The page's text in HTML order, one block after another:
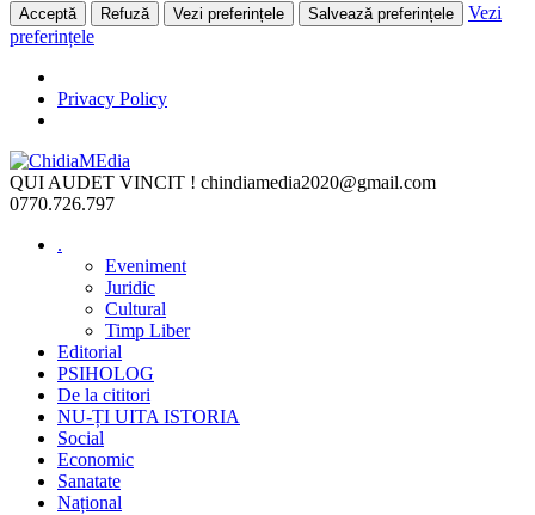
Acceptă Refuză Vezi preferințele Salvează preferințele
Vezi
preferințele
Privacy Policy
Skip
to
content
QUI AUDET VINCIT ! chindiamedia2020@gmail.com
0770.726.797
.
Eveniment
Juridic
Cultural
Timp Liber
Editorial
PSIHOLOG
De la cititori
NU-ȚI UITA ISTORIA
Social
Economic
Sanatate
Național